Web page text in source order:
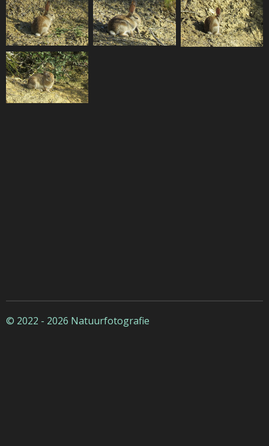
© 2022 - 2026 Natuurfotografie